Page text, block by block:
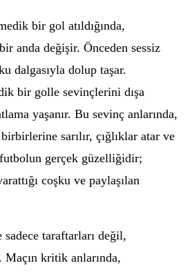
bir gol atıldığında,
anda değişir. Önceden sessiz
dalgasıyla dolup taşar.
bir golle sevinçlerini dışa
yaşanır. Bu sevinç anlarında,
sarılır, çığlıklar atar ve
gerçek güzelliğidir;
coşku ve paylaşılan
taraftarları değil,
kritik anlarında,